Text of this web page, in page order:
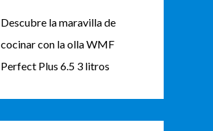
Descubre la maravilla de
cocinar con la olla WMF
Perfect Plus 6.5 3 litros